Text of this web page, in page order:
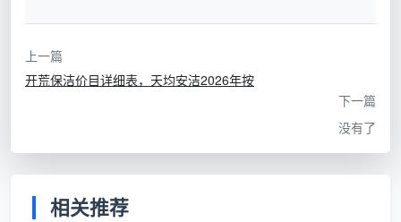
积
成都天均安洁保洁的计价方式是：按房产证上的建
筑面积，100平就是100平，单价13元，总价1300元，
开荒保洁800
元靠谱吗之前，第一件事就是确认对方到底按什么面积
算。如果连面积基数都不透明，后面的比较就毫无意
义。
上一篇
开荒保洁价目详细表，天均安洁2026年按
下一篇
没有了
相关推荐